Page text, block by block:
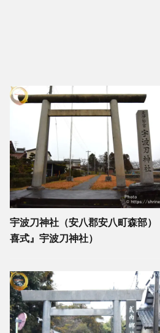
宇波刀神社（安八郡安八町森部）
喜式』宇波刀神社）